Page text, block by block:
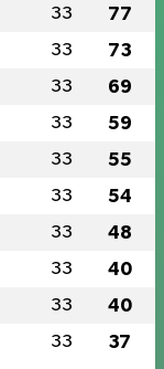
33 77
33 73
33 69
33 59
33 55
33 54
33 48
33 40
33 40
33 37